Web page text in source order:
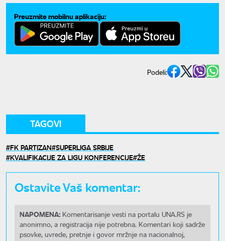
Preuzmite mobilnu aplikaciju:
Podeli:
TAGOVI
FK PARTIZAN SUPERLIGA SRBIJE
KVALIFIKACIJE ZA LIGU KONFERENCIJE ŽE
Ostavite Vaš komentar:
NAPOMENA: Komentarisanje vesti na portalu UNA.RS je
anonimno, a registracija nije potrebna. Komentari koji sadrže
psovke, uvrede, pretnje i govor mržnje na nacionalnoj,